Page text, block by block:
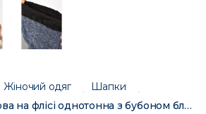
Жіночий одяг
Шапки
Шапка жіноча зимова на флісі однотонна з бубоном блакитного кольору 188213C